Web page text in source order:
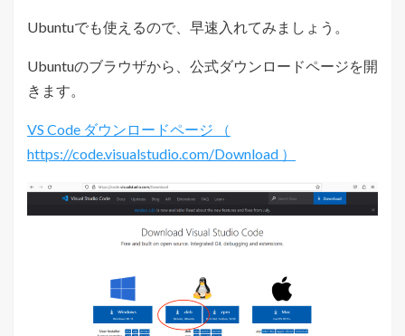
Ubuntuでも使えるので、早速入れてみましょう。
Ubuntuのブラウザから、公式ダウンロードページを開
きます。
VS Code ダウンロードページ （
https://code.visualstudio.com/Download ）